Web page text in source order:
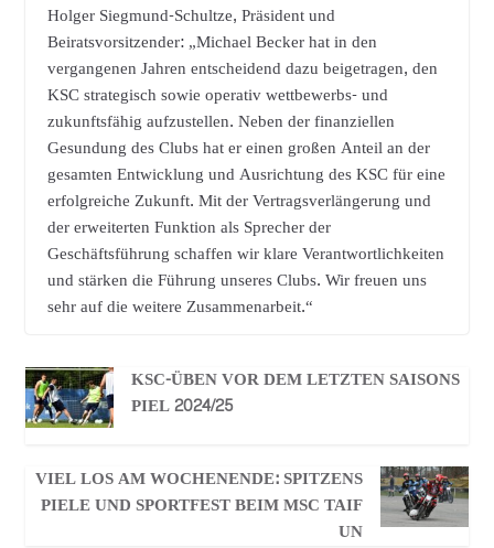
Holger Siegmund-Schultze, Präsident und
Beiratsvorsitzender: „Michael Becker hat in den
vergangenen Jahren entscheidend dazu beigetragen, den
KSC strategisch sowie operativ wettbewerbs- und
zukunftsfähig aufzustellen. Neben der finanziellen
Gesundung des Clubs hat er einen großen Anteil an der
gesamten Entwicklung und Ausrichtung des KSC für eine
erfolgreiche Zukunft. Mit der Vertragsverlängerung und
der erweiterten Funktion als Sprecher der
Geschäftsführung schaffen wir klare Verantwortlichkeiten
und stärken die Führung unseres Clubs. Wir freuen uns
sehr auf die weitere Zusammenarbeit.“
KSC-ÜBEN VOR DEM LETZTEN SAISONS
PIEL 2024/25
VIEL LOS AM WOCHENENDE: SPITZENS
PIELE UND SPORTFEST BEIM MSC TAIF
UN